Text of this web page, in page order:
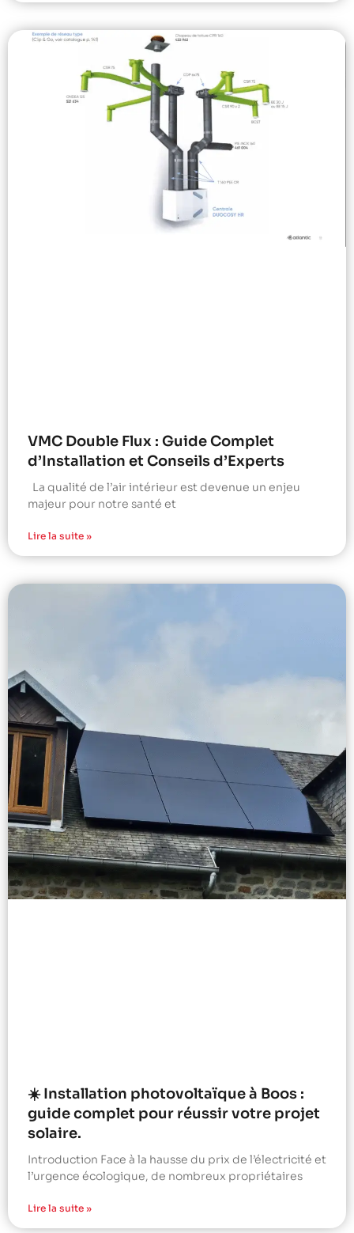
VMC Double Flux : Guide Complet
d’Installation et Conseils d’Experts
La qualité de l’air intérieur est devenue un enjeu
majeur pour notre santé et
Lire la suite »
☀️ Installation photovoltaïque à Boos :
guide complet pour réussir votre projet
solaire.
Introduction Face à la hausse du prix de l’électricité et
l’urgence écologique, de nombreux propriétaires
Lire la suite »